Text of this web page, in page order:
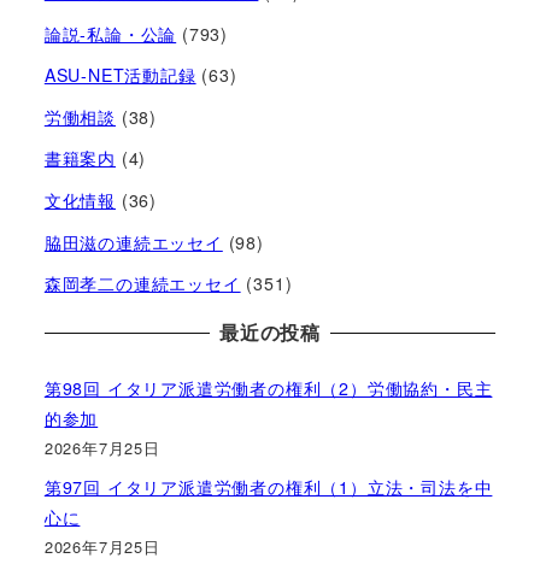
論説-私論・公論 (793)
ASU-NET活動記録 (63)
労働相談 (38)
書籍案内 (4)
文化情報 (36)
脇田滋の連続エッセイ (98)
森岡孝二の連続エッセイ (351)
最近の投稿
第98回 イタリア派遣労働者の権利（2）労働協約・民主
的参加
2026年7月25日
第97回 イタリア派遣労働者の権利（1）立法・司法を中
心に
2026年7月25日